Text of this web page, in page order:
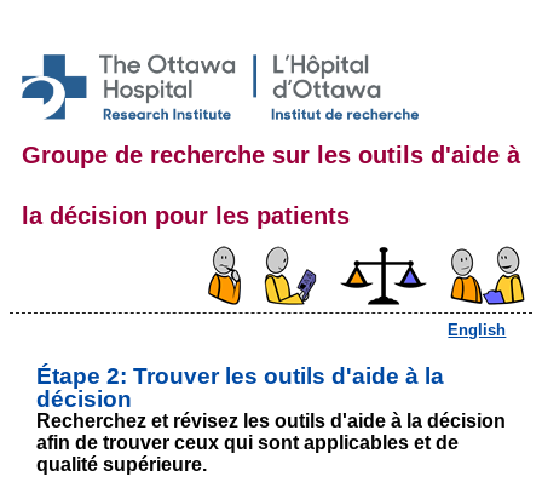
Groupe de recherche sur les outils d'aide à
la décision pour les patients
English
Étape 2: Trouver les outils d'aide à la
décision
Recherchez et révisez les outils d'aide à la décision
afin de trouver ceux qui sont applicables et de
qualité supérieure.